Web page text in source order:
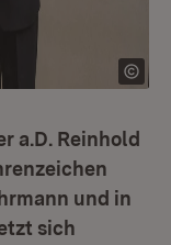
a.D. Reinhold
und in
sich